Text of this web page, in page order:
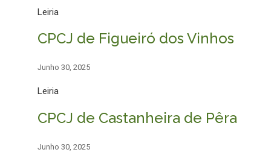
Leiria
CPCJ de Figueiró dos Vinhos
Junho 30, 2025
Leiria
CPCJ de Castanheira de Pêra
Junho 30, 2025